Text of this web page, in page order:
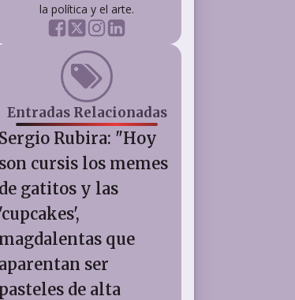
la política y el arte.
Entradas Relacionadas
Sergio Rubira: "Hoy
son cursis los memes
de gatitos y las
'cupcakes',
magdalentas que
aparentan ser
pasteles de alta